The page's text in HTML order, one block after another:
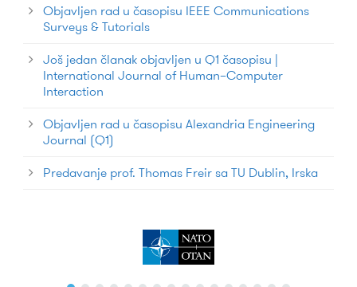
Objavljen rad u časopisu IEEE Communications
Surveys & Tutorials
Još jedan članak objavljen u Q1 časopisu |
International Journal of Human–Computer
Interaction
Objavljen rad u časopisu Alexandria Engineering
Journal (Q1)
Predavanje prof. Thomas Freir sa TU Dublin, Irska